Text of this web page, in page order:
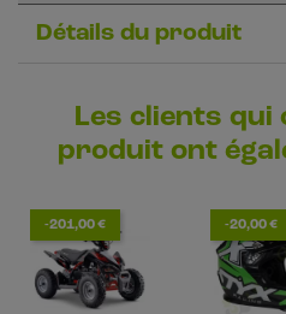
Détails du produit
Les clients qui
produit ont
-201,00 € -20,00 €